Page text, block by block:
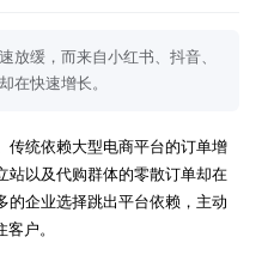
放缓，而来自小红书、抖音、
在快速增长。
传统依赖大型电商平台的订单增
站以及代购群体的零散订单却在
的企业选择跳出平台依赖，主动
户。